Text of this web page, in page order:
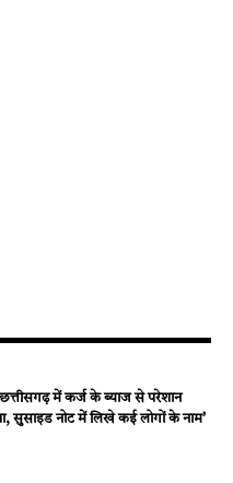
में कर्ज के ब्याज से परेशान
सुसाइड नोट में लिखे कई लोगों के नाम’